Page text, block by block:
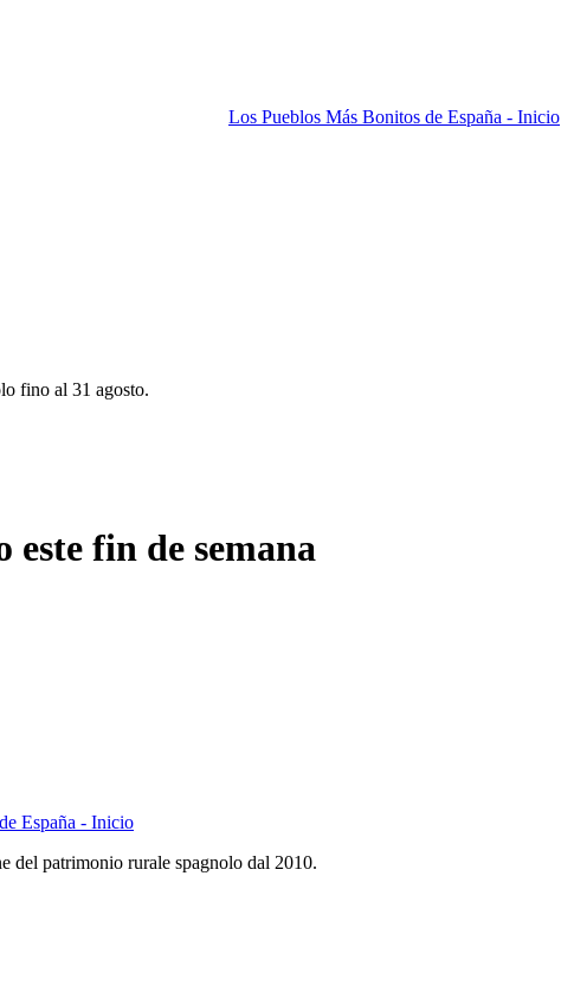
Los Pueblos Más Bonitos de España - Inicio
fino al 31 agosto.
este fin de semana
España - Inicio
del patrimonio rurale spagnolo dal 2010.